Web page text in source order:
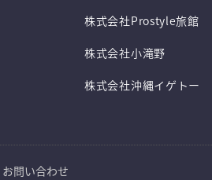
株式会社Prostyle旅館
株式会社小滝野
株式会社沖縄イゲトー
お問い合わせ